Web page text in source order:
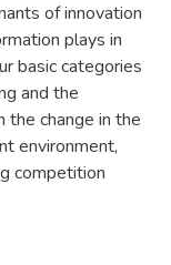
of innovation
plays in
basic categories
and the
the change in the
environment,
competition